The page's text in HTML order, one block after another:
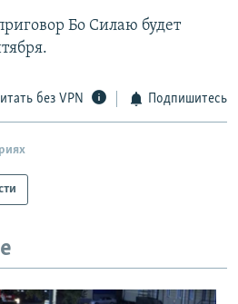
Бо Силаю будет
без VPN Подпишитесь